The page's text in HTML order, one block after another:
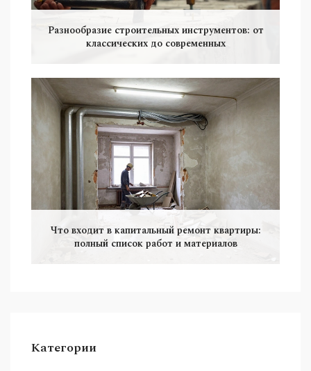
Разнообразие строительных инструментов: от
классических до современных
Что входит в капитальный ремонт квартиры:
полный список работ и материалов
Категории